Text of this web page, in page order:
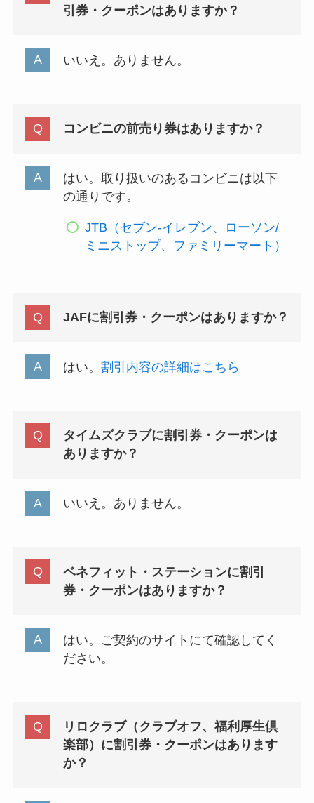
引券・クーポンはありますか？
いいえ。ありません。
コンビニの前売り券はありますか？
はい。取り扱いのあるコンビニは以下
の通りです。
JTB（セブン-イレブン、ローソン/
ミニストップ、ファミリーマート）
JAFに割引券・クーポンはありますか？
はい。 割引内容の詳細はこちら
タイムズクラブに割引券・クーポンは
ありますか？
いいえ。ありません。
ベネフィット・ステーションに割引
券・クーポンはありますか？
はい。ご契約のサイトにて確認してく
ださい。
リロクラブ（クラブオフ、福利厚生倶
楽部）に割引券・クーポンはあります
か？